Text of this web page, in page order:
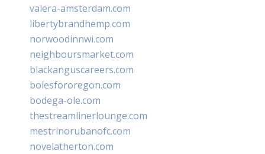
valera-amsterdam.com
libertybrandhemp.com
norwoodinnwi.com
neighboursmarket.com
blackanguscareers.com
bolesfororegon.com
bodega-ole.com
thestreamlinerlounge.com
mestrinorubanofc.com
novelatherton.com